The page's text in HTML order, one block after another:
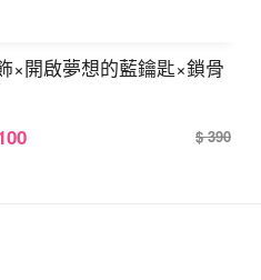
×開啟夢想的藍鑰匙×鎖骨
$ 390